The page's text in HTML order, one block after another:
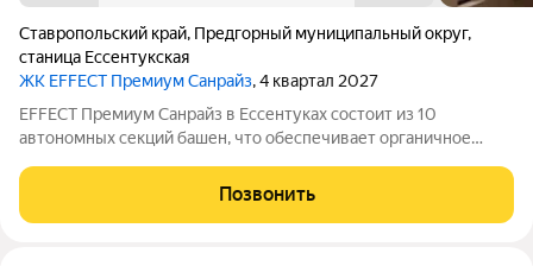
Ставропольский край, Предгорный муниципальный округ,
станица Ессентукская
ЖК EFFECT Премиум Санрайз, 4 квартал 2027
EFFECT Премиум Санрайз в Ессентуках состоит из 10
автономных секций башен, что обеспечивает органичное
оттенках подчеркивает архитектурную аутентичность и
статус проекта. Цветовые акценты остекления
Позвонить